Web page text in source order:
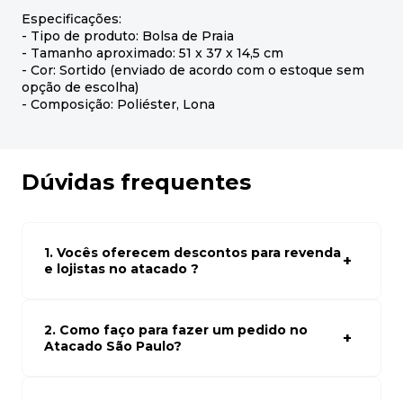
Especificações:
- Tipo de produto: Bolsa de Praia
- Tamanho aproximado: 51 x 37 x 14,5 cm
- Cor: Sortido (enviado de acordo com o estoque sem
opção de escolha)
- Composição: Poliéster, Lona
Dúvidas frequentes
1. Vocês oferecem descontos para revenda
e lojistas no atacado ?
atacado empresas e compre com os melhores preços
para seu modelo de negócio
2. Como faço para fazer um pedido no
Atacado São Paulo?